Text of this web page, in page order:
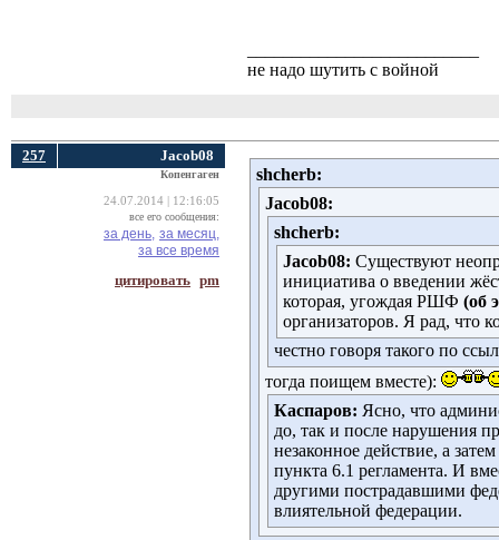
не надо шутить с войной
257 Jacob08
Копенгаген
24.07.2014 | 12:16:05
все его сообщения:
за день, за месяц,
за все время
цитировать pm
shcherb:
Jacob08:
shcherb:
Jacob08: Существуют
инициатива о введении
которая, угождая РШФ (об
организаторов. Я рад, что
честно говоря такого по
тогда поищем вместе):
Каспаров: Ясно, что
до, так и после нарушения
незаконное действие, а
пункта 6.1 регламента. И
другими пострадавшими
влиятельной федерации.